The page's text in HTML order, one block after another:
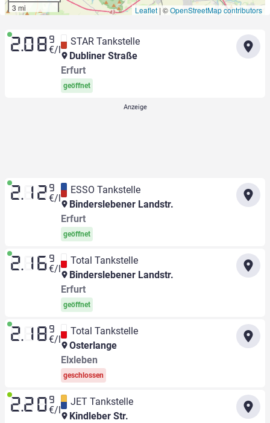
3 mi
Leaflet | ©OpenStreetMap contributors
2.08 9
€/l
STAR Tankstelle
Dubliner Straße
Erfurt
geöffnet
2.12 9
€/l
ESSO Tankstelle
Binderslebener Landstr.
Erfurt
geöffnet
2.16 9
€/l
Total Tankstelle
Binderslebener Landstr.
Erfurt
geöffnet
2.18 9
€/l
Total Tankstelle
Osterlange
Elxleben
geschlossen
2.20 9
€/l
JET Tankstelle
Kindleber Str.